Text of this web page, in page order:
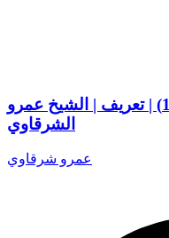
تفسير وتدبر سورة الإنسان (1) | تعريف | الشيخ عمرو
الشرقاوي
عمرو شرقاوي